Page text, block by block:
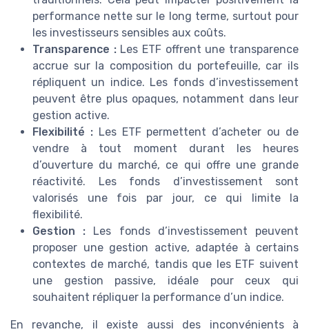
performance nette sur le long terme, surtout pour
les investisseurs sensibles aux coûts.
Transparence :Les ETF offrent une transparence
accrue sur la composition du portefeuille, car ils
répliquent un indice. Les fonds d’investissement
peuvent être plus opaques, notamment dans leur
gestion active.
Flexibilité :Les ETF permettent d’acheter ou de
vendre à tout moment durant les heures
d’ouverture du marché, ce qui offre une grande
réactivité. Les fonds d’investissement sont
valorisés une fois par jour, ce qui limite la
flexibilité.
Gestion : Les fonds d’investissement peuvent
proposer une gestion active, adaptée à certains
contextes de marché, tandis que les ETF suivent
une gestion passive, idéale pour ceux qui
souhaitent répliquer la performance d’un indice.
En revanche, il existe aussi des inconvénients à